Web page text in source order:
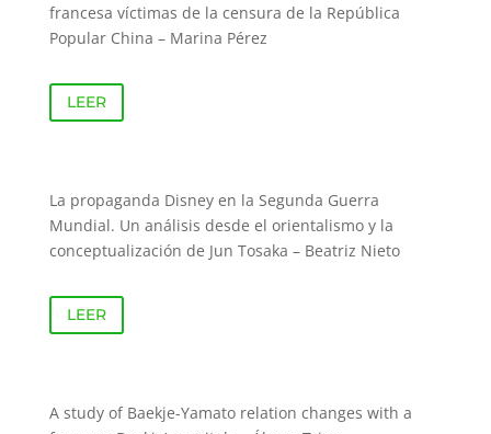
francesa víctimas de la censura de la República
Popular China – Marina Pérez
LEER
La propaganda Disney en la Segunda Guerra
Mundial. Un análisis desde el orientalismo y la
conceptualización de Jun Tosaka – Beatriz Nieto
LEER
A study of Baekje-Yamato relation changes with a